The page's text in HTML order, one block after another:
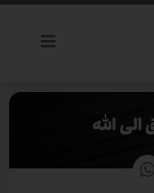
الله